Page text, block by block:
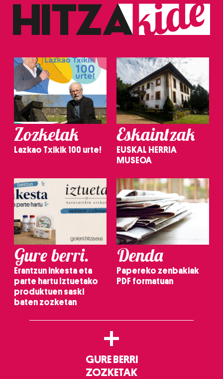
Zozketak
Lazkao Txikik 100 urte!
Eskaintzak
EUSKAL HERRIA
MUSEOA
Gure berri.
Erantzun inkesta eta
parte hartu Iztuetako
produktuen saski
baten zozketan
Denda
Papereko zenbakiak
PDF formatuan
+
GURE BERRI
ZOZKETAK